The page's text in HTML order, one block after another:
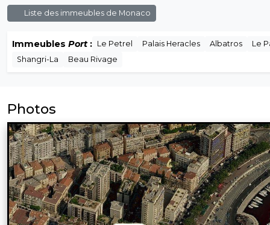
Liste des immeubles de Monaco
Immeubles Port: Le Petrel Palais Heracles Albatros
Le
Shangri-La
Beau Rivage
Photos